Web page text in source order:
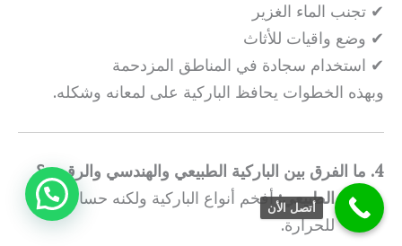
✔ تجنب الماء الغزير
✔ وضع واقيات للأثاث
✔ استخدام سجادة في المناطق المزدحمة
وبهذه الخطوات يحافظ الباركية على لمعانه وشكله.
4. ما الفرق بين الباركية الطبيعي والهندسي والرقمي؟
الطبيعي:أفخم أنواع الباركية ولكنه حساس
للحرارة.
أتصل الأن